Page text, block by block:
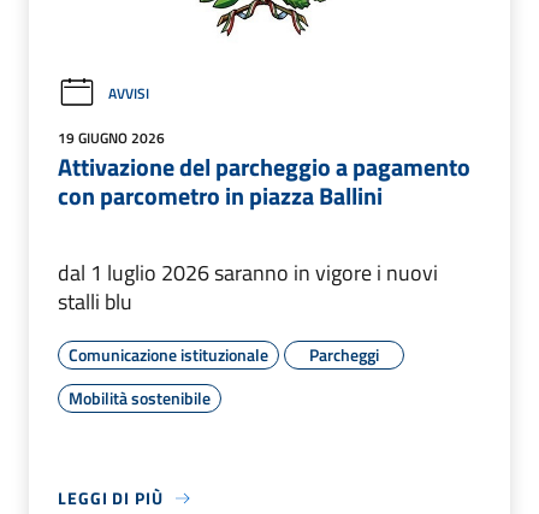
AVVISI
19 GIUGNO 2026
Attivazione del parcheggio a pagamento
con parcometro in piazza Ballini
dal 1 luglio 2026 saranno in vigore i nuovi
stalli blu
Comunicazione istituzionale
Parcheggi
Mobilità sostenibile
LEGGI DI PIÙ